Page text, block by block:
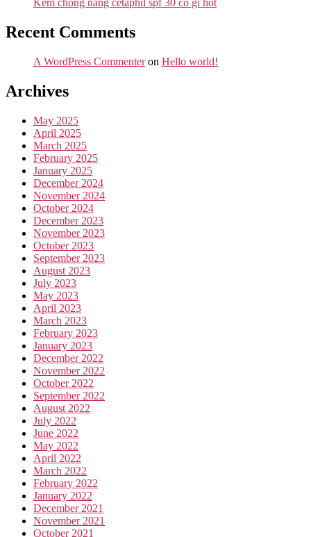
Kem chống nắng cetaphil spf 30 có gì hot
Recent Comments
A WordPress Commenteron Hello world!
Archives
May 2025
April 2025
March 2025
February 2025
January 2025
December 2024
November 2024
October 2024
December 2023
November 2023
October 2023
September 2023
August 2023
July 2023
May 2023
April 2023
March 2023
February 2023
January 2023
December 2022
November 2022
October 2022
September 2022
August 2022
July 2022
June 2022
May 2022
April 2022
March 2022
February 2022
January 2022
December 2021
November 2021
October 2021